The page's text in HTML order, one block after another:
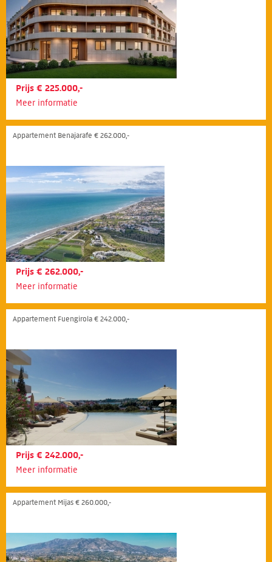
Prijs € 225.000,-
Meer informatie
Appartement Benajarafe € 262.000,-
Prijs € 262.000,-
Meer informatie
Appartement Fuengirola € 242.000,-
Prijs € 242.000,-
Meer informatie
Appartement Mijas € 260.000,-